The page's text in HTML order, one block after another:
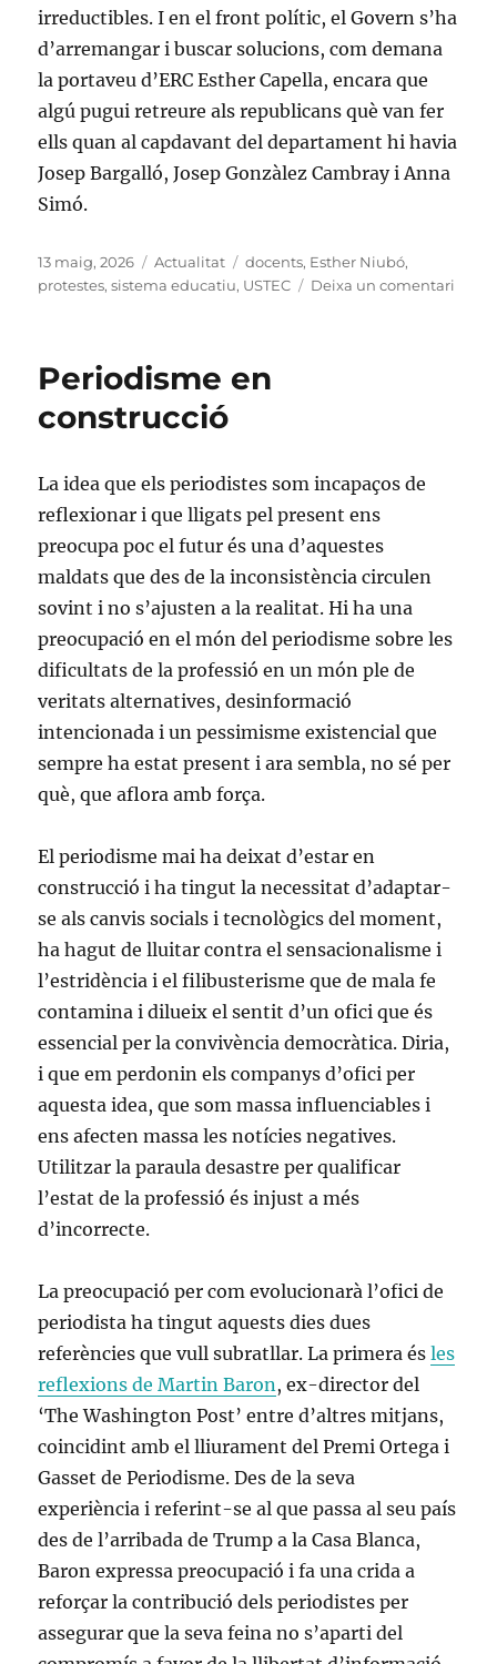
irreductibles. I en el front polític, el Govern s’ha
d’arremangar i buscar solucions, com demana
la portaveu d’ERC Esther Capella, encara que
algú pugui retreure als republicans què van fer
ells quan al capdavant del departament hi havia
Josep Bargalló, Josep Gonzàlez Cambray i Anna
Simó.
Publicat
el
13 maig, 2026 Categories
Actualitat Etiquetes
docents, Esther Niubó,
protestes,sistema educatiu, USTEC Deixa un comentari
Periodisme en
construcció
La idea que els periodistes som incapaços de
reflexionar i que lligats pel present ens
preocupa poc el futur és una d’aquestes
maldats que des de la inconsistència circulen
sovint i no s’ajusten a la realitat. Hi ha una
preocupació en el món del periodisme sobre les
dificultats de la professió en un món ple de
veritats alternatives, desinformació
intencionada i un pessimisme existencial que
sempre ha estat present i ara sembla, no sé per
què, que aflora amb força.
El periodisme mai ha deixat d’estar en
construcció i ha tingut la necessitat d’adaptar-
se als canvis socials i tecnològics del moment,
ha hagut de lluitar contra el sensacionalisme i
l’estridència i el filibusterisme que de mala fe
contamina i dilueix el sentit d’un ofici que és
essencial per la convivència democràtica. Diria,
i que em perdonin els companys d’ofici per
aquesta idea, que som massa influenciables i
ens afecten massa les notícies negatives.
Utilitzar la paraula desastre per qualificar
l’estat de la professió és injust a més
d’incorrecte.
La preocupació per com evolucionarà l’ofici de
periodista ha tingut aquests dies dues
referències que vull subratllar. La primera ésles
reflexions de Martin Baron , ex-director del
‘The Washington Post’ entre d’altres mitjans,
coincidint amb el lliurament del Premi Ortega i
Gasset de Periodisme. Des de la seva
experiència i referint-se al que passa al seu país
des de l’arribada de Trump a la Casa Blanca,
Baron expressa preocupació i fa una crida a
reforçar la contribució dels periodistes per
assegurar que la seva feina no s’aparti del